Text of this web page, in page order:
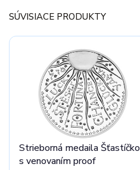
SÚVISIACE PRODUKTY
Strieborná medaila Šťastíčko
s venovaním proof